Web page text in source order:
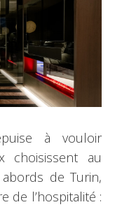
à vouloir
choisissent au
de Turin,
de l’hospitalité :